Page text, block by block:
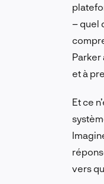
– quel
Parker
et à
Et ce
vers